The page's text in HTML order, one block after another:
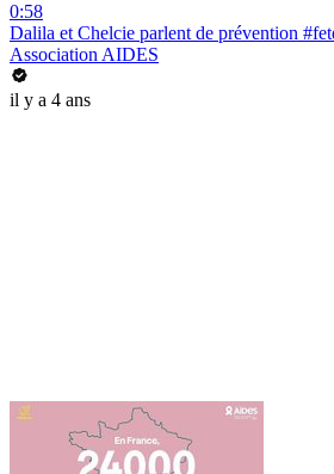
0:58
Dalila et Chelcie parlent de prévention
Association AIDES
il y a 4 ans